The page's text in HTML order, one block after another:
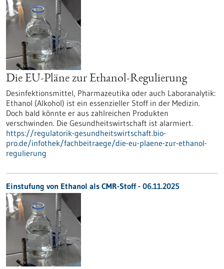
Die EU-Pläne zur Ethanol-Regulierung
Desinfektionsmittel, Pharmazeutika oder auch Laboranalytik:
Ethanol (Alkohol) ist ein essenzieller Stoff in der Medizin.
Doch bald könnte er aus zahlreichen Produkten
verschwinden. Die Gesundheitswirtschaft ist alarmiert.
https://regulatorik-gesundheitswirtschaft.bio-
pro.de/infothek/fachbeitraege/die-eu-plaene-zur-ethanol-
regulierung
Einstufung von Ethanol als CMR-Stoff - 06.11.2025